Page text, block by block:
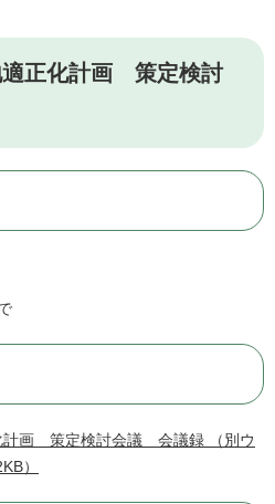
正化計画 策定検討
画 策定検討会議 会議録 （別ウ
）